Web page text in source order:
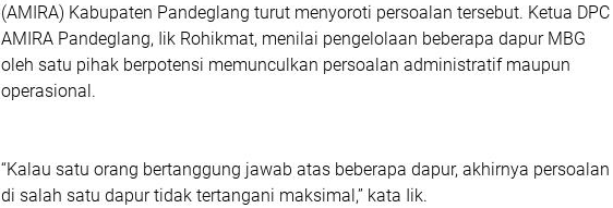
(AMIRA) Kabupaten Pandeglang turut menyoroti persoalan tersebut. Ketua DPC
AMIRA Pandeglang, Iik Rohikmat, menilai pengelolaan beberapa dapur MBG
oleh satu pihak berpotensi memunculkan persoalan administratif maupun
operasional.
“Kalau satu orang bertanggung jawab atas beberapa dapur, akhirnya persoalan
di salah satu dapur tidak tertangani maksimal,” kata Iik.